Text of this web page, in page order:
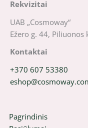
Rekvizitai
UAB „Cosmoway“
Ežero g. 44, Piliuonos
Kontaktai
+370 607 53380
Pagrindinis